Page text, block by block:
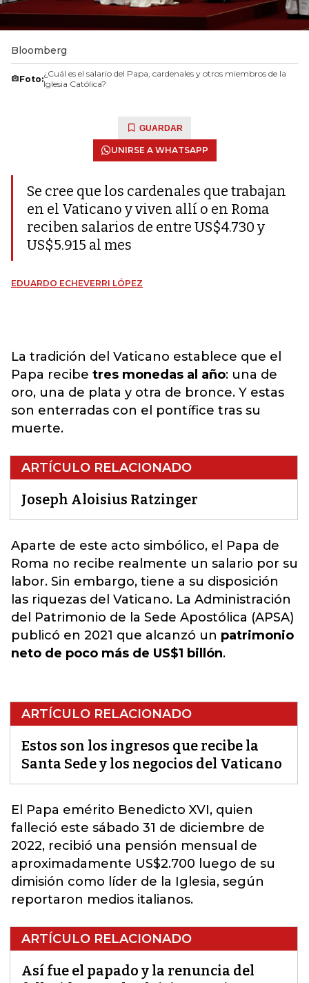
Bloomberg
Foto:¿Cuál es el salario del Papa, cardenales y otros miembros de la
Iglesia Católica?
GUARDAR
UNIRSE A WHATSAPP
Se cree que los cardenales que trabajan
en el Vaticano y viven allí o en Roma
reciben salarios de entre US$4.730 y
US$5.915 al mes
EDUARDO ECHEVERRI LÓPEZ
La tradición del Vaticano establece que el
Papa recibe tres monedas al año: una de
oro, una de plata y otra de bronce. Y estas
son enterradas con el pontífice tras su
muerte.
ARTÍCULO RELACIONADO
Joseph Aloisius Ratzinger
Aparte de este acto simbólico, el Papa de
Roma no recibe realmente un salario por su
labor. Sin embargo, tiene a su disposición
las riquezas del Vaticano. La Administración
del Patrimonio de la Sede Apostólica (APSA)
publicó en 2021 que alcanzó un patrimonio
neto de poco más de US$1 billón.
ARTÍCULO RELACIONADO
Estos son los ingresos que recibe la
Santa Sede y los negocios del Vaticano
El Papa emérito Benedicto XVI, quien
falleció este sábado 31 de diciembre de
2022, recibió una pensión mensual de
aproximadamente US$2.700 luego de su
dimisión como líder de la Iglesia, según
reportaron medios italianos.
ARTÍCULO RELACIONADO
Así fue el papado y la renuncia del